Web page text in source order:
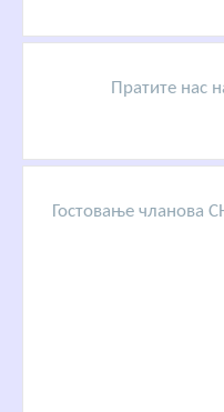
Пратите нас
Гостовање чланова